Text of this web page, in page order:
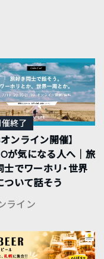
終了
オンライン開催】
が気になる人へ｜旅
士でワーホリ・世界
ついて話そう
ライン